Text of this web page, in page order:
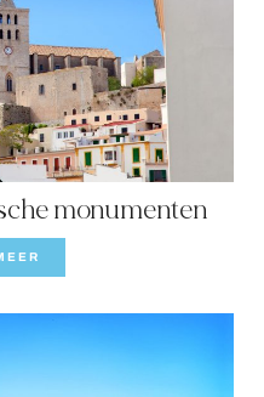
monumenten